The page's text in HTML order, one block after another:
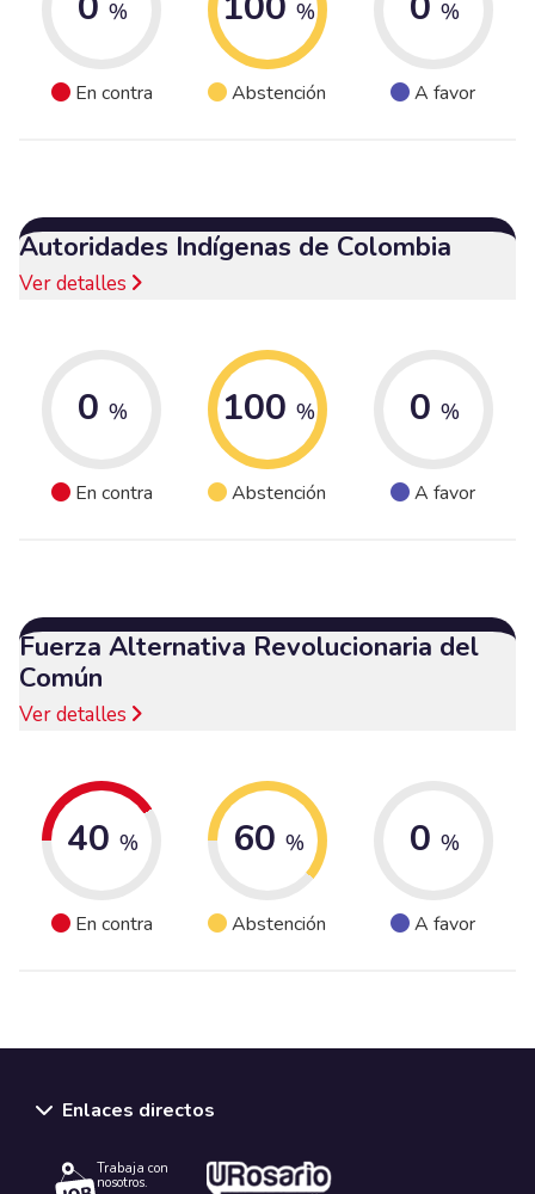
%
En contra
%
Abstención
%
A favor
Autoridades Indígenas de Colombia
Ver detalles
0 %
En contra
100 %
Abstención
0 %
A favor
Fuerza Alternativa Revolucionaria del
Común
Ver detalles
40 %
En contra
60 %
Abstención
0 %
A favor
Enlaces directos
Trabaja con
nosotros.